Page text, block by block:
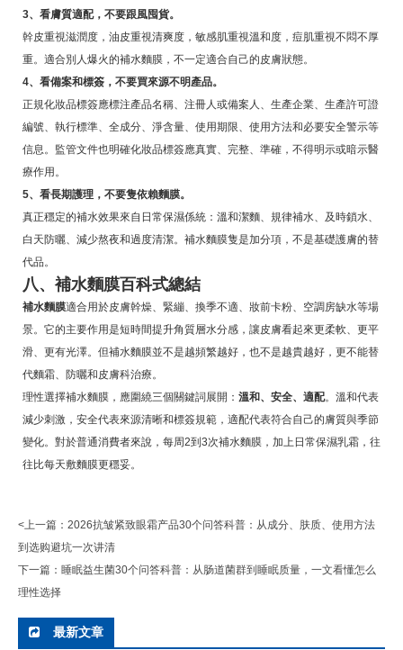
3、看膚質適配，不要跟風囤貨。
幹皮重視滋潤度，油皮重視清爽度，敏感肌重視溫和度，痘肌重視不悶不厚
重。適合別人爆火的補水麵膜，不一定適合自己的皮膚狀態。
4、看備案和標簽，不要買來源不明產品。
正規化妝品標簽應標注產品名稱、注冊人或備案人、生產企業、生產許可證
編號、執行標準、全成分、淨含量、使用期限、使用方法和必要安全警示等
信息。監管文件也明確化妝品標簽應真實、完整、準確，不得明示或暗示醫
療作用。
5、看長期護理，不要隻依賴麵膜。
真正穩定的補水效果來自日常保濕係統：溫和潔麵、規律補水、及時鎖水、
白天防曬、減少熬夜和過度清潔。補水麵膜隻是加分項，不是基礎護膚的替
代品。
八、補水麵膜百科式總結
補水麵膜適合用於皮膚幹燥、緊繃、換季不適、妝前卡粉、空調房缺水等場
景。它的主要作用是短時間提升角質層水分感，讓皮膚看起來更柔軟、更平
滑、更有光澤。但補水麵膜並不是越頻繁越好，也不是越貴越好，更不能替
代麵霜、防曬和皮膚科治療。
理性選擇補水麵膜，應圍繞三個關鍵詞展開： 溫和、安全、適配。溫和代表
減少刺激，安全代表來源清晰和標簽規範，適配代表符合自己的膚質與季節
變化。對於普通消費者來說，每周2到3次補水麵膜，加上日常保濕乳霜，往
往比每天敷麵膜更穩妥。
<上一篇： 2026抗皱紧致眼霜产品30个问答科普：从成分、肤质、使用方法
到选购避坑一次讲清
下一篇： 睡眠益生菌30个问答科普：从肠道菌群到睡眠质量，一文看懂怎么
理性选择
最新文章